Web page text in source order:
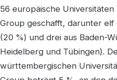
56 europäische
Group geschafft, darunter
(20 %) und drei aus Baden-
Heidelberg und Tübingen).
württembergischen